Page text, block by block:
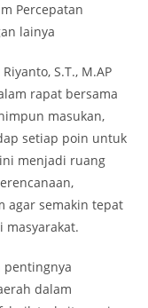
Percepatan
lainya
S.T., M.AP
rapat bersama
masukan,
setiap poin untuk
ini menjadi ruang
agar semakin tepat
masyarakat.
pentingnya
dalam